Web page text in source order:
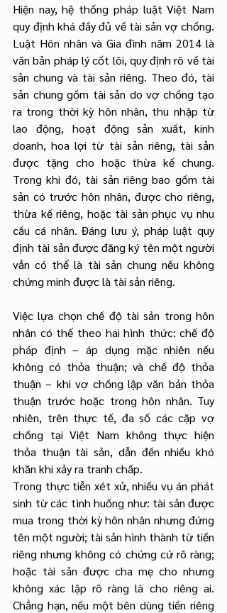
Hiện nay, hệ thống pháp luật Việt Nam
quy định khá đầy đủ về tài sản vợ chồng.
Luật Hôn nhân và Gia đình năm 2014 là
văn bản pháp lý cốt lõi, quy định rõ về tài
sản chung và tài sản riêng. Theo đó, tài
sản chung gồm tài sản do vợ chồng tạo
ra trong thời kỳ hôn nhân, thu nhập từ
lao động, hoạt động sản xuất, kinh
doanh, hoa lợi từ tài sản riêng, tài sản
được tặng cho hoặc thừa kế chung.
Trong khi đó, tài sản riêng bao gồm tài
sản có trước hôn nhân, được cho riêng,
thừa kế riêng, hoặc tài sản phục vụ nhu
cầu cá nhân. Đáng lưu ý, pháp luật quy
định tài sản được đăng ký tên một người
vẫn có thể là tài sản chung nếu không
chứng minh được là tài sản riêng.
Việc lựa chọn chế độ tài sản trong hôn
nhân có thể theo hai hình thức: chế độ
pháp định – áp dụng mặc nhiên nếu
không có thỏa thuận; và chế độ thỏa
thuận – khi vợ chồng lập văn bản thỏa
thuận trước hoặc trong hôn nhân. Tuy
nhiên, trên thực tế, đa số các cặp vợ
chồng tại Việt Nam không thực hiện
thỏa thuận tài sản, dẫn đến nhiều khó
khăn khi xảy ra tranh chấp.
Trong thực tiễn xét xử, nhiều vụ án phát
sinh từ các tình huống như: tài sản được
mua trong thời kỳ hôn nhân nhưng đứng
tên một người; tài sản hình thành từ tiền
riêng nhưng không có chứng cứ rõ ràng;
hoặc tài sản được cha mẹ cho nhưng
không xác lập rõ ràng là cho riêng ai.
Chẳng hạn, nếu một bên dùng tiền riêng